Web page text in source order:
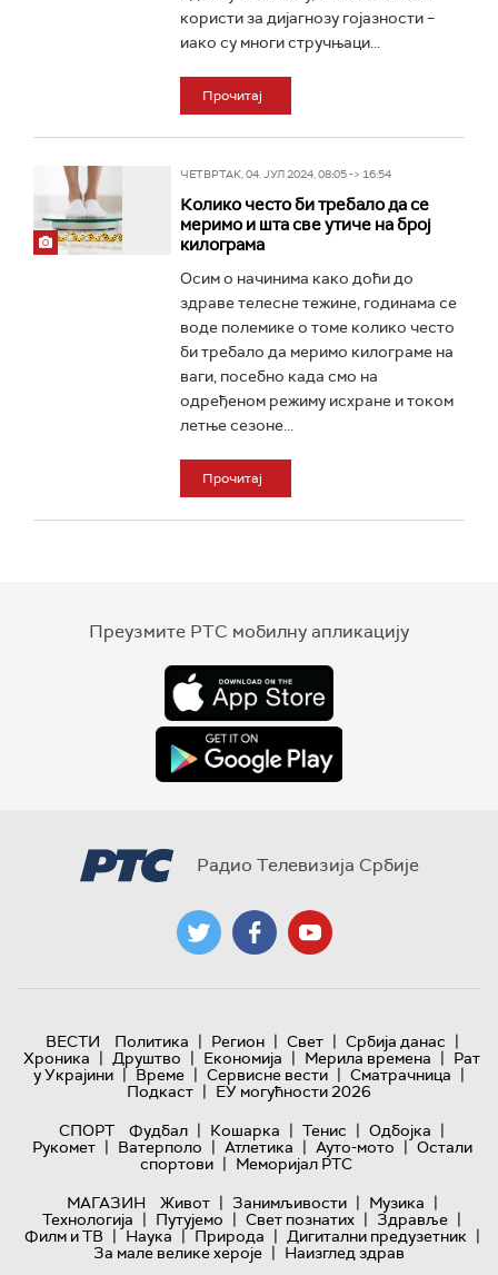
користи за дијагнозу гојазности –
иако су многи стручњаци...
Прочитај
ЧЕТВРТАК, 04. ЈУЛ 2024, 08:05 -> 16:54
Колико често би требало да се
меримо и шта све утиче на број
килограма
Осим о начинима како доћи до
здраве телесне тежине, годинама се
воде полемике о томе колико често
би требало да меримо килограме на
ваги, посебно када смо на
одређеном режиму исхране и током
летње сезоне...
Прочитај
Преузмите РТС мобилну апликацију
Радио Телевизија Србије
ВЕСТИ Политика | Регион | Свет | Србија данас |
Хроника | Друштво | Економија | Мерила времена | Рат
у Украјини | Време | Сервисне вести | Сматрачница |
Подкаст | ЕУ могућности 2026
СПОРТ
Фудбал | Кошарка | Тенис | Одбојка |
Рукомет | Ватерполо | Атлетика | Ауто-мото | Остали
спортови | Меморијал РТС
МАГАЗИН
Живот | Занимљивости | Музика |
Технологијa | Путујемо | Свет познатих | Здравље |
Филм и ТВ | Наука | Природа | Дигитални предузетник |
За мале велике хероје | Наизглед здрав